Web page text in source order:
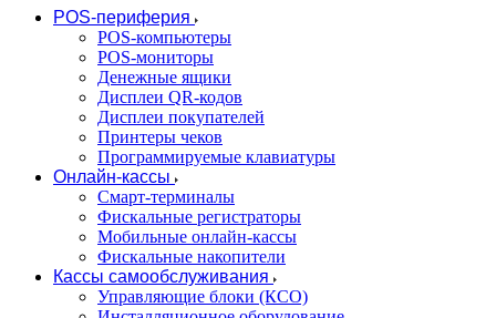
POS-периферия
POS-компьютеры
POS-мониторы
Денежные ящики
Дисплеи QR-кодов
Дисплеи покупателей
Принтеры чеков
Программируемые клавиатуры
Онлайн-кассы
Смарт-терминалы
Фискальные регистраторы
Мобильные онлайн-кассы
Фискальные накопители
Кассы самообслуживания
Управляющие блоки (КСО)